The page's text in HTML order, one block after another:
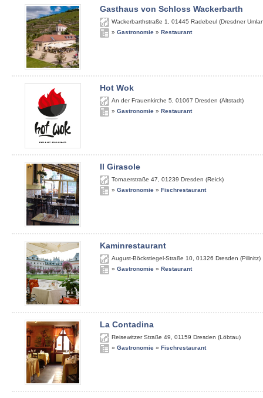
Gasthaus von Schloss Wackerbarth
Wackerbarthstraße 1 01445 Radebeul (Dresdner
» Gastronomie » Restaurant
Hot Wok
An der Frauenkirche 5 01067 Dresden (Altstadt)
» Gastronomie » Restaurant
Il Girasole
Tornaerstraße 47 01239 Dresden (Reick)
» Gastronomie » Fischrestaurant
Kaminrestaurant
August-Böckstiegel-Straße 10 01326 Dresden (Pillnitz)
» Gastronomie » Restaurant
La Contadina
Reisewitzer Straße 49 01159 Dresden (Löbtau)
» Gastronomie » Fischrestaurant